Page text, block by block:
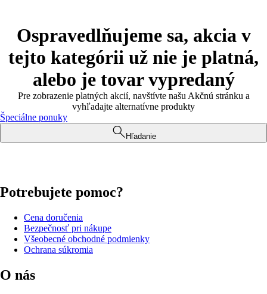
Ospravedlňujeme sa, akcia v
tejto kategórii už nie je platná,
alebo je tovar vypredaný
Pre zobrazenie platných akcií, navštívte našu Akčnú stránku a
vyhľadajte alternatívne produkty
Špeciálne ponuky
Hľadanie
Potrebujete pomoc?
Cena doručenia
Bezpečnosť pri nákupe
Všeobecné obchodné podmienky
Ochrana súkromia
O nás